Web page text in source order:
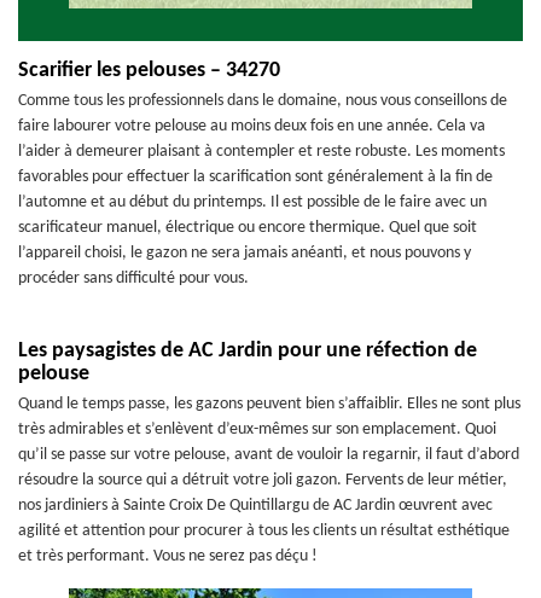
Scarifier les pelouses – 34270
Comme tous les professionnels dans le domaine, nous vous conseillons de
faire labourer votre pelouse au moins deux fois en une année. Cela va
l’aider à demeurer plaisant à contempler et reste robuste. Les moments
favorables pour effectuer la scarification sont généralement à la fin de
l’automne et au début du printemps. Il est possible de le faire avec un
scarificateur manuel, électrique ou encore thermique. Quel que soit
l’appareil choisi, le gazon ne sera jamais anéanti, et nous pouvons y
procéder sans difficulté pour vous.
Les paysagistes de AC Jardin pour une réfection de
pelouse
Quand le temps passe, les gazons peuvent bien s’affaiblir. Elles ne sont plus
très admirables et s’enlèvent d’eux-mêmes sur son emplacement. Quoi
qu’il se passe sur votre pelouse, avant de vouloir la regarnir, il faut d’abord
résoudre la source qui a détruit votre joli gazon. Fervents de leur métier,
nos jardiniers à Sainte Croix De Quintillargu de AC Jardin œuvrent avec
agilité et attention pour procurer à tous les clients un résultat esthétique
et très performant. Vous ne serez pas déçu !